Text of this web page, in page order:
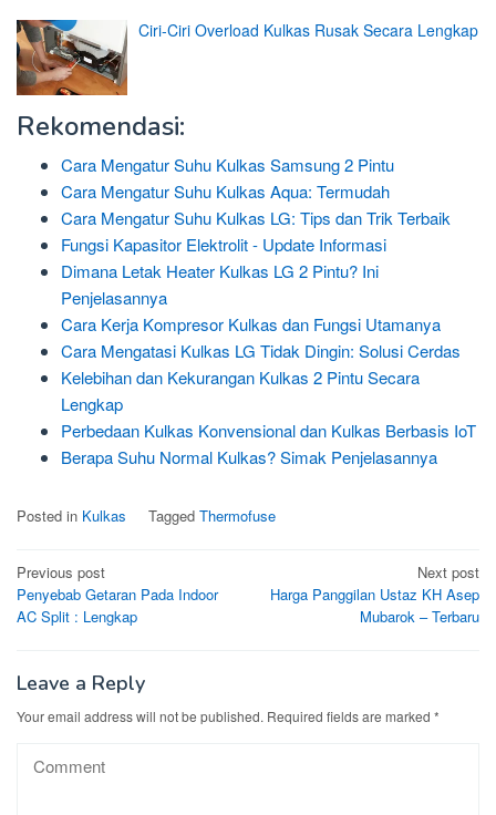
Ciri-Ciri Overload Kulkas Rusak Secara Lengkap
Rekomendasi:
Cara Mengatur Suhu Kulkas Samsung 2 Pintu
Cara Mengatur Suhu Kulkas Aqua: Termudah
Cara Mengatur Suhu Kulkas LG: Tips dan Trik Terbaik
Fungsi Kapasitor Elektrolit - Update Informasi
Dimana Letak Heater Kulkas LG 2 Pintu? Ini
Penjelasannya
Cara Kerja Kompresor Kulkas dan Fungsi Utamanya
Cara Mengatasi Kulkas LG Tidak Dingin: Solusi Cerdas
Kelebihan dan Kekurangan Kulkas 2 Pintu Secara
Lengkap
Perbedaan Kulkas Konvensional dan Kulkas Berbasis IoT
Berapa Suhu Normal Kulkas? Simak Penjelasannya
Posted in Kulkas Tagged Thermofuse
Post
navigation
Previous post
Penyebab Getaran Pada Indoor
AC Split : Lengkap
Next post
Harga Panggilan Ustaz KH Asep
Mubarok – Terbaru
Leave a Reply
Your email address will not be published. Required fields are marked *